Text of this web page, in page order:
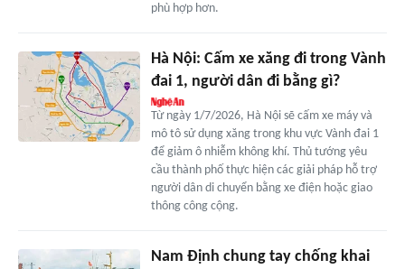
phù hợp hơn.
Hà Nội: Cấm xe xăng đi trong Vành
đai 1, người dân đi bằng gì?
Từ ngày 1/7/2026, Hà Nội sẽ cấm xe máy và
mô tô sử dụng xăng trong khu vực Vành đai 1
để giảm ô nhiễm không khí. Thủ tướng yêu
cầu thành phố thực hiện các giải pháp hỗ trợ
người dân di chuyển bằng xe điện hoặc giao
thông công cộng.
Nam Định chung tay chống khai